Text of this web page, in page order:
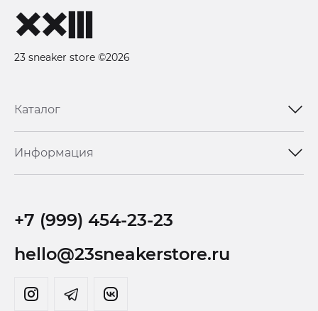
23 sneaker store ©2026
Каталог
Информация
+7 (999) 454-23-23
hello@23sneakerstore.ru